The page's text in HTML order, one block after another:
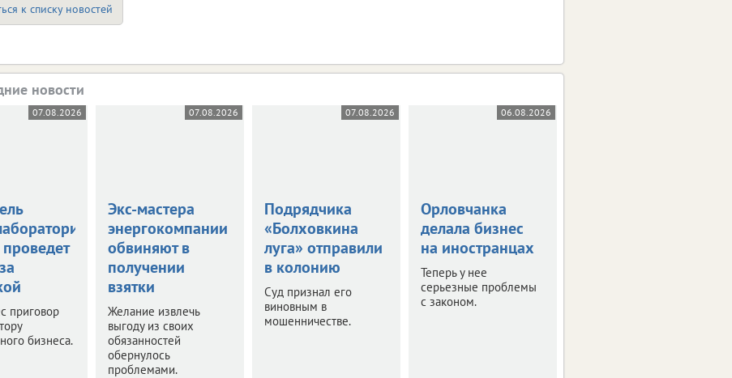
к списку новостей
новости
07.08.2026
приговор
бизнеса.
07.08.2026
Экс-мастера
энергокомпании
обвиняют в
получении
взятки
Желание извлечь
выгоду из своих
обязанностей
обернулось
проблемами.
07.08.2026
Подрядчика
«Болховкина
луга» отправили
в колонию
Суд признал его
виновным в
мошенничестве.
06.08.2026
Орловчанка
делала бизнес
на иностранцах
Теперь у нее
серьезные проблемы
с законом.